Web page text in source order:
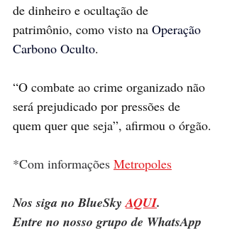
de dinheiro e ocultação de
patrimônio, como visto na Operação
Carbono Oculto.
“O combate ao crime organizado não
será prejudicado por pressões de
quem quer que seja”, afirmou o órgão.
*Com informações Metropoles
Nos siga no BlueSky AQUI.
Entre no nosso grupo de WhatsApp